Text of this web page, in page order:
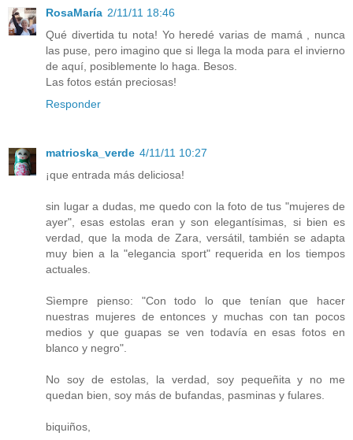
RosaMaría 2/11/11 18:46
Qué divertida tu nota! Yo heredé varias de mamá , nunca
las puse, pero imagino que si llega la moda para el invierno
de aquí, posiblemente lo haga. Besos.
Las fotos están preciosas!
Responder
matrioska_verde 4/11/11 10:27
¡que entrada más deliciosa!
sin lugar a dudas, me quedo con la foto de tus "mujeres de
ayer", esas estolas eran y son elegantísimas, si bien es
verdad, que la moda de Zara, versátil, también se adapta
muy bien a la "elegancia sport" requerida en los tiempos
actuales.
Sìempre pienso: "Con todo lo que tenían que hacer
nuestras mujeres de entonces y muchas con tan pocos
medios y que guapas se ven todavía en esas fotos en
blanco y negro".
No soy de estolas, la verdad, soy pequeñita y no me
quedan bien, soy más de bufandas, pasminas y fulares.
biquiños,